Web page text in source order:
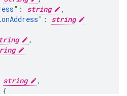
" : string
,
" :
string
,
string
,